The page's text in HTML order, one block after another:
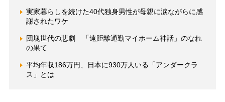
実家暮らしを続けた40代独身男性が母親に涙ながらに感
謝されたワケ
団塊世代の悲劇 「遠距離通勤マイホーム神話」のなれ
の果て
平均年収186万円、日本に930万人いる「アンダークラ
ス」とは